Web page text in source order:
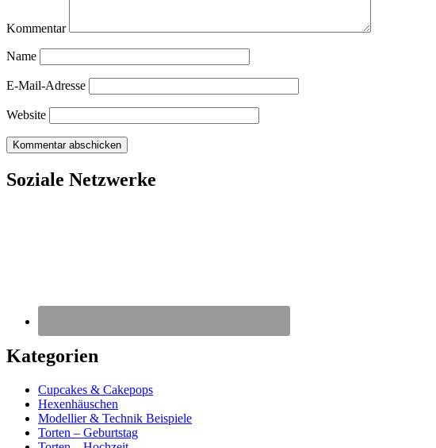
Kommentar
Name
E-Mail-Adresse
Website
Soziale Netzwerke
Kategorien
Cupcakes & Cakepops
Hexenhäuschen
Modellier & Technik Beispiele
Torten – Geburtstag